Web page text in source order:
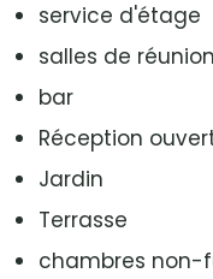
service d'étage
salles de
bar
Réception
Jardin
Terrasse
chambres non-